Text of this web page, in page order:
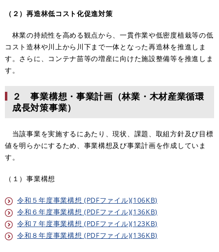
（２）再造林低コスト化促進対策
林業の持続性を高める観点から、一貫作業や低密度植栽等の低
コスト造林や川上から川下まで一体となった再造林を推進しま
す。さらに、コンテナ苗等の増産に向けた施設整備等を推進しま
す。
２ 事業構想・事業計画（林業・木材産業循環
成長対策事業）
当該事業を実施するにあたり、現状、課題、取組方針及び目標
値を明らかにするため、事業構想及び事業計画を作成していま
す。
（１）事業構想
令和５年度事業構想 (PDFファイル)(106KB)
令和６年度事業構想 (PDFファイル)(136KB)
令和７年度事業構想 (PDFファイル)(123KB)
令和８年度事業構想 (PDFファイル)(136KB)